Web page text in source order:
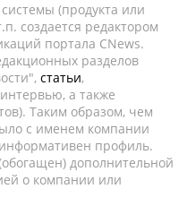
(продукта или
создается редактором
портала CNews.
разделов
статьи,
а также
Таким образом, чем
с именем компании
профиль.
дополнительной
о компании или